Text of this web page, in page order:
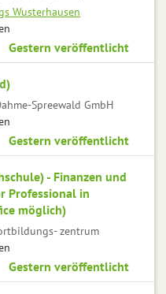
Wusterhausen
Gestern veröffentlicht
Spreewald GmbH
Gestern veröffentlicht
- Finanzen und
Professional in
möglich)
zentrum
Gestern veröffentlicht